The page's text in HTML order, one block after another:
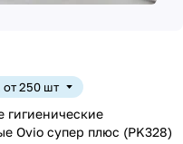
от 250 шт
гигиенические
ультратонкие ночные Ovio супер плюс (PK328)